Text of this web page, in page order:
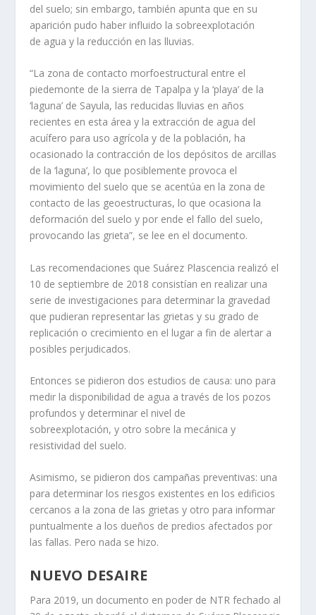
del suelo; sin embargo, también apunta que en su
aparición pudo haber influido la sobreexplotación
de agua y la reducción en las lluvias.
“La zona de contacto morfoestructural entre el
piedemonte de la sierra de Tapalpa y la ‘playa’ de la
‘laguna’ de Sayula, las reducidas lluvias en años
recientes en esta área y la extracción de agua del
acuífero para uso agrícola y de la población, ha
ocasionado la contracción de los depósitos de arcillas
de la ‘laguna’, lo que posiblemente provoca el
movimiento del suelo que se acentúa en la zona de
contacto de las geoestructuras, lo que ocasiona la
deformación del suelo y por ende el fallo del suelo,
provocando las grieta”, se lee en el documento.
Las recomendaciones que Suárez Plascencia realizó el
10 de septiembre de 2018 consistían en realizar una
serie de investigaciones para determinar la gravedad
que pudieran representar las grietas y su grado de
replicación o crecimiento en el lugar a fin de alertar a
posibles perjudicados.
Entonces se pidieron dos estudios de causa: uno para
medir la disponibilidad de agua a través de los pozos
profundos y determinar el nivel de
sobreexplotación, y otro sobre la mecánica y
resistividad del suelo.
Asimismo, se pidieron dos campañas preventivas: una
para determinar los riesgos existentes en los edificios
cercanos a la zona de las grietas y otro para informar
puntualmente a los dueños de predios afectados por
las fallas. Pero nada se hizo.
NUEVO DESAIRE
Para 2019, un documento en poder de NTR fechado al